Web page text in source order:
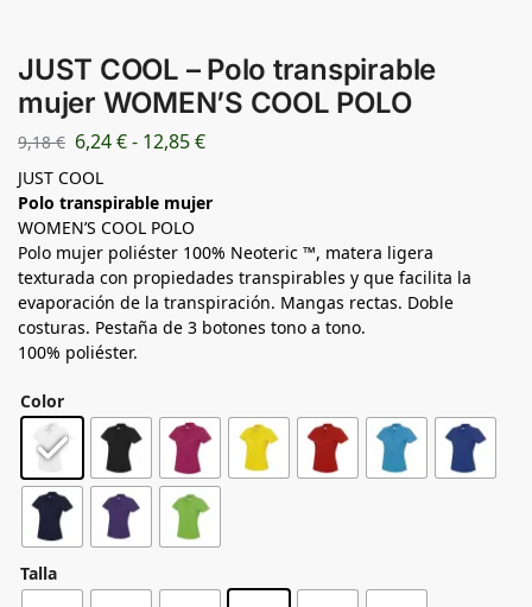
JUST COOL – Polo transpirable
mujer WOMEN’S COOL POLO
9,18€ 6,24€- 12,85€
JUST COOL
Polo transpirable mujer
WOMEN’S COOL POLO
Polo mujer poliéster 100% Neoteric ™, matera ligera
texturada con propiedades transpirables y que facilita la
evaporación de la transpiración. Mangas rectas. Doble
costuras. Pestaña de 3 botones tono a tono.
100% poliéster.
Color
Talla